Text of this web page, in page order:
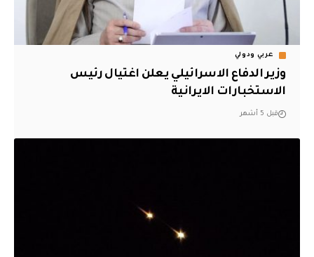
عربي ودولي
وزير الدفاع الاسرائيلي يعلن اغتيال رئيس
الاستخبارات الايرانية
قبل 5 أشهر